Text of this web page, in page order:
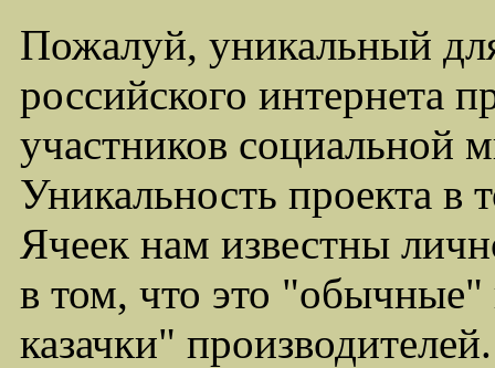
Пожалуй, уникальный
российского интернета
участников социальной
Уникальность проекта в
Ячеек нам известны
в том, что это "обычные"
казачки"